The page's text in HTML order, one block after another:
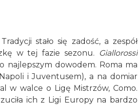
stało się zadość, a zespół
w tej fazie sezonu.
Giallorossi
najlepszym dowodem. Roma ma
i Juventusem), a na domiar
w walce o Ligę Mistrzów, Como.
ich z Ligi Europy na bardzo